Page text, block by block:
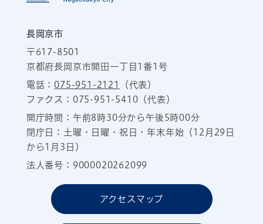
長岡京市
〒617-8501
京都府長岡京市開田一丁目1番1号
電話：075-951-2121
（代表）
ファクス：075-951-5410（代表）
開庁時間：午前8時30分から午後5時00分
閉庁日：土曜・日曜・祝日・年末年始（12月29日
から1月3日）
法人番号：9000020262099
アクセスマップ